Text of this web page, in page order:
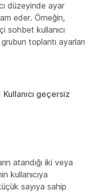
düzeyinde ayar
eder. Örneğin,
sohbet kullanıcı
toplantı ayarları
Kullanıcı geçersiz
atandığı iki veya
kullanıcıya
sayıya sahip